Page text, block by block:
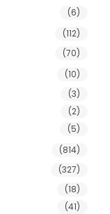
(6)
(112)
(70)
(10)
(3)
(2)
(5)
(814)
(327)
(18)
(41)